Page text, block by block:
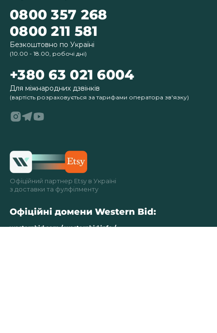
0800 357 268
0800 211 581
Безкоштовно по Україні
(10.00 - 18.00, робочі дні)
+380 63 021 6004
Для міжнародних дзвінків
(вартість розраховується за тарифами оператора зв'язку)
Офіційний партнер Etsy в Україні
з доставки та фулфілменту
Офіційні домени Western Bid:
westernbid.com / westernbid.info /